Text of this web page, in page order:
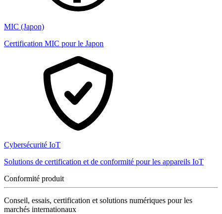
MIC (Japon)
Certification MIC pour le Japon
Cybersécurité IoT
Solutions de certification et de conformité pour les appareils IoT
Conformité produit
Conseil, essais, certification et solutions numériques pour les
marchés internationaux